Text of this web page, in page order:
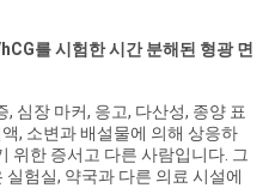
를 시험한 시간 분해된 형광 면
심장 마커, 응고, 다산성, 종양 표
, 소변과 배설물에 의해 상응하
위한 증서고 다른 사람입니다. 그
험실, 약국과 다른 의료 시설에